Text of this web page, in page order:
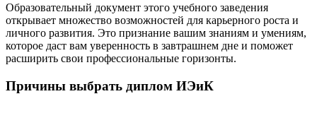
Образовательный документ этого учебного заведения
открывает множество возможностей для карьерного роста и
личного развития. Это признание вашим знаниям и умениям,
которое даст вам уверенность в завтрашнем дне и поможет
расширить свои профессиональные горизонты.
Причины выбрать диплом ИЭиК